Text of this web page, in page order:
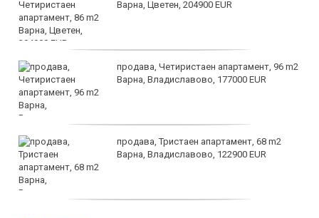
Варна, Цветен, 204900 EUR
продава, Четиристаен апартамент, 96 m2
Варна, Владиславово, 177000 EUR
продава, Тристаен апартамент, 68 m2
Варна, Владиславово, 122900 EUR